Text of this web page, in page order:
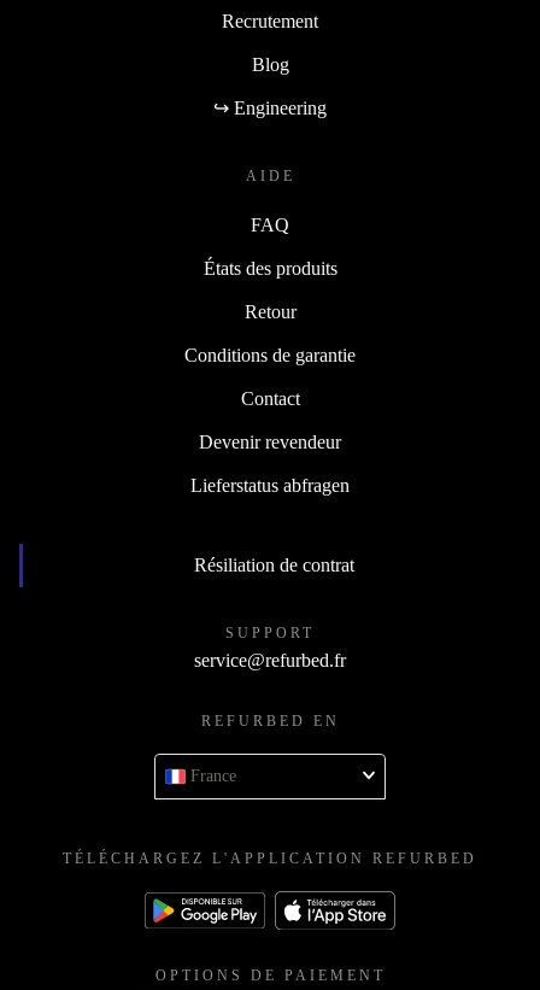
Recrutement
Blog
↪ Engineering
AIDE
FAQ
États des produits
Retour
Conditions de garantie
Contact
Devenir revendeur
Lieferstatus abfragen
Résiliation de contrat
SUPPORT
service@refurbed.fr
REFURBED EN
France
TÉLÉCHARGEZ L'APPLICATION REFURBED
OPTIONS DE PAIEMENT